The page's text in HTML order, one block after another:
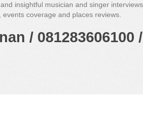
insightful musician and singer
coverage and places reviews.
/